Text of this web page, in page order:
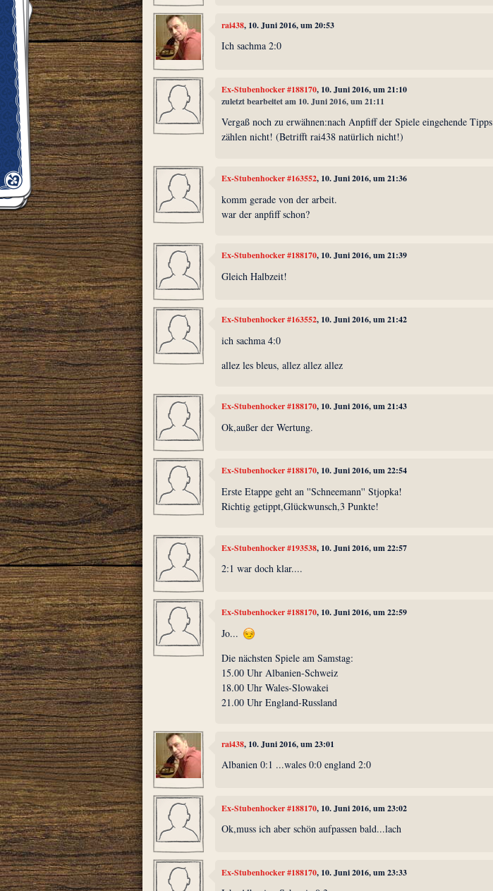
rai438, 10. Juni 2016, um 20:53
Ich sachma 2:0
Ex-Stubenhocker #188170, 10. Juni 2016, um 21:10
zuletzt bearbeitet am 10. Juni 2016, um 21:11
Vergaß noch zu erwähnen:nach Anpfiff der Spiele eingehende Tipps
zählen nicht! (Betrifft rai438 natürlich nicht!)
Ex-Stubenhocker #163552, 10. Juni 2016, um 21:36
komm gerade von der arbeit.
war der anpfiff schon?
Ex-Stubenhocker #188170, 10. Juni 2016, um 21:39
Gleich Halbzeit!
Ex-Stubenhocker #163552, 10. Juni 2016, um 21:42
ich sachma 4:0
allez les bleus, allez allez allez
Ex-Stubenhocker #188170, 10. Juni 2016, um 21:43
Ok,außer der Wertung.
Ex-Stubenhocker #188170, 10. Juni 2016, um 22:54
Erste Etappe geht an ''Schneemann'' Stjopka!
Richtig getippt,Glückwunsch,3 Punkte!
Ex-Stubenhocker #193538, 10. Juni 2016, um 22:57
2:1 war doch klar....
Ex-Stubenhocker #188170, 10. Juni 2016, um 22:59
Jo...
Die nächsten Spiele am Samstag:
15.00 Uhr Albanien-Schweiz
18.00 Uhr Wales-Slowakei
21.00 Uhr England-Russland
rai438, 10. Juni 2016, um 23:01
Albanien 0:1 ...wales 0:0 england 2:0
Ex-Stubenhocker #188170, 10. Juni 2016, um 23:02
Ok,muss ich aber schön aufpassen bald...lach
Ex-Stubenhocker #188170, 10. Juni 2016, um 23:33